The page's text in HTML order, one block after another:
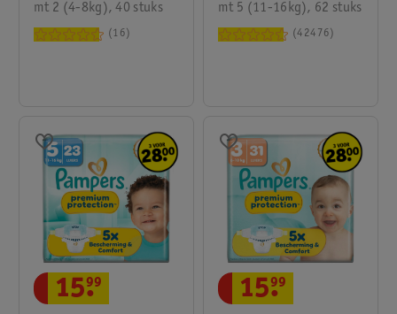
mt 2 (4-8kg), 40 stuks
16
mt 5 (11-16kg), 62 stuks
42476
15.
99 15.
99